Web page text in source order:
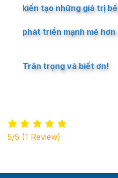
kiến tạo những giá trị
phát triển mạnh mẽ hơn
Trân trọng và biết ơn!
5/5 (1 Review)